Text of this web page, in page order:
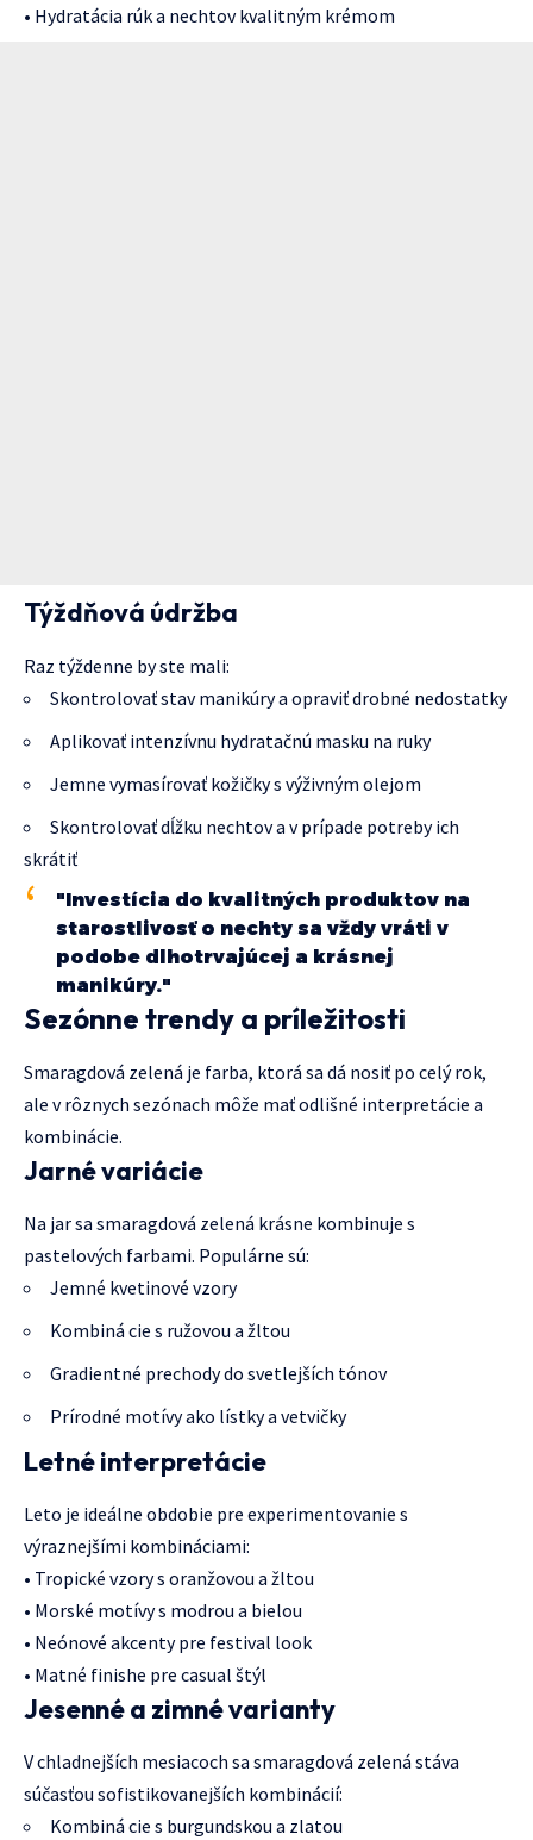
• Hydratácia rúk a nechtov kvalitným krémom
Týždňová údržba
Raz týždenne by ste mali:
Skontrolovať stav manikúry a opraviť drobné nedostatky
Aplikovať intenzívnu hydratačnú masku na ruky
Jemne vymasírovať kožičky s výživným olejom
Skontrolovať dĺžku nechtov a v prípade potreby ich
skrátiť
"Investícia do kvalitných produktov na
starostlivosť o nechty sa vždy vráti v
podobe dlhotrvajúcej a krásnej
manikúry."
Sezónne trendy a príležitosti
Smaragdová zelená je farba, ktorá sa dá nosiť po celý rok,
ale v rôznych sezónach môže mať odlišné interpretácie a
kombinácie.
Jarné variácie
Na jar sa smaragdová zelená krásne kombinuje s
pastelových farbami. Populárne sú:
Jemné kvetinové vzory
Kombiná cie s ružovou a žltou
Gradientné prechody do svetlejších tónov
Prírodné motívy ako lístky a vetvičky
Letné interpretácie
Leto je ideálne obdobie pre experimentovanie s
výraznejšími kombináciami:
• Tropické vzory s oranžovou a žltou
• Morské motívy s modrou a bielou
• Neónové akcenty pre festival look
• Matné finishe pre casual štýl
Jesenné a zimné varianty
V chladnejších mesiacoch sa smaragdová zelená stáva
súčasťou sofistikovanejších kombinácií:
Kombiná cie s burgundskou a zlatou